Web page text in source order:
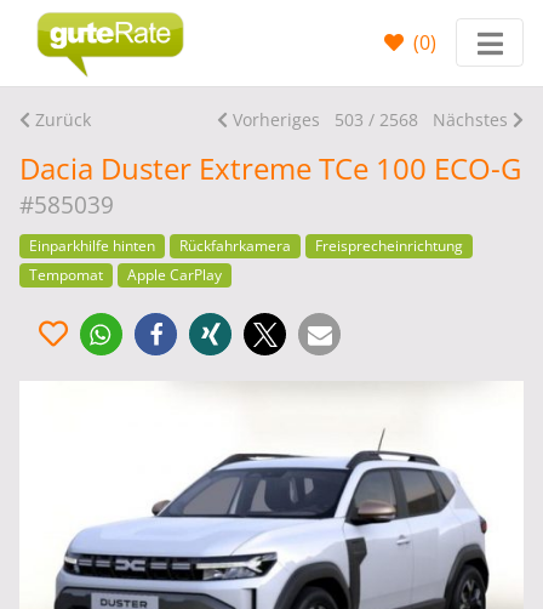
(0)
Zurück Vorheriges 503 / 2568 Nächstes
Dacia Duster Extreme TCe 100 ECO-G
#585039
Einparkhilfe hinten Rückfahrkamera
Freisprecheinrichtung
Tempomat
Apple CarPlay